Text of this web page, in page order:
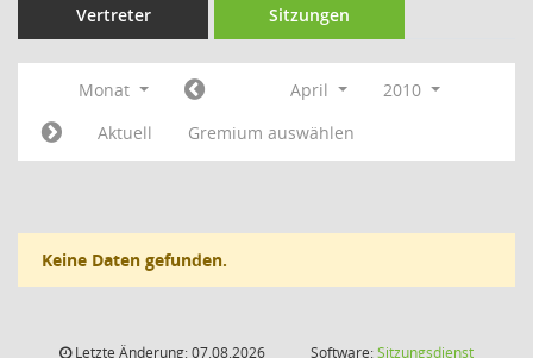
Vertreter Sitzungen
Monat April
2010
Aktuell
Gremium auswählen
Keine Daten gefunden.
Letzte Änderung: 07.08.2026
Software:Sitzungsdienst